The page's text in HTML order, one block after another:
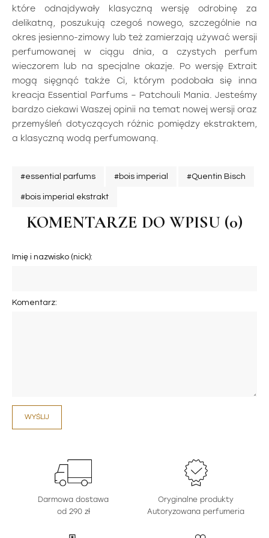
które odnajdywały klasyczną wersję odrobinę za
delikatną, poszukują czegoś nowego, szczególnie na
okres jesienno-zimowy lub też zamierzają używać wersji
perfumowanej w ciągu dnia, a czystych perfum
wieczorem lub na specjalne okazje. Po wersję Extrait
mogą sięgnąć także Ci, którym podobała się inna
kreacja Essential Parfums – Patchouli Mania. Jesteśmy
bardzo ciekawi Waszej opinii na temat nowej wersji oraz
przemyśleń dotyczących różnic pomiędzy ekstraktem,
a klasyczną wodą perfumowaną.
#essential parfums #bois imperial #Quentin Bisch
#bois imperial ekstrakt
KOMENTARZE DO WPISU (0)
Imię i nazwisko (nick):
Komentarz:
WYŚLIJ
Darmowa dostawa
od 290 zł
Oryginalne produkty
Autoryzowana perfumeria